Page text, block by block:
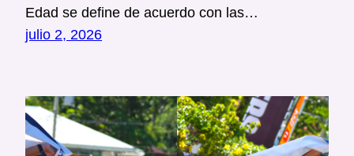
Edad se define de acuerdo con las…
julio 2, 2026